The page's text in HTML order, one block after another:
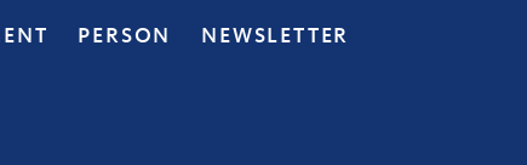
PERSON NEWSLETTER